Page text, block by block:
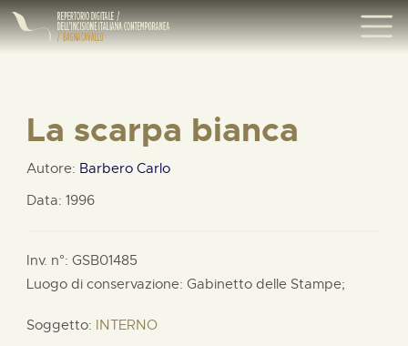
La scarpa bianca
Autore: Barbero Carlo
Data: 1996
Inv. n°: GSB01485
Luogo di conservazione: Gabinetto delle Stampe;
Soggetto: INTERNO